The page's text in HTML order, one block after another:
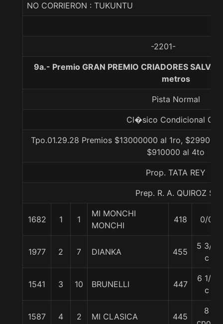
NO CORRIERON : TUKUNTU
-2201-
9a.- Premio GRAN PREMIO CRIADORES
metros
Pista Normal
Cl�sico Condicional Gr.
Tpo.01.29.28 Premios $13000000 al 1ro,
$910000 al 4to
Prop. TATA REY
Prep. R. A. QUIROZ S.
1682 1 1
MI MONCHI
MONCHI
418 0/0
1977 2 7 DIANKA 455
5 3/4
c
1541 3 10 BRUNELLI 447
6 1/2
c
1587 4 2 MI CLASICA 445
8